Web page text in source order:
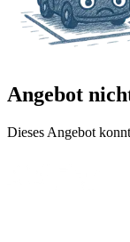
Angebot
Dieses Angebot